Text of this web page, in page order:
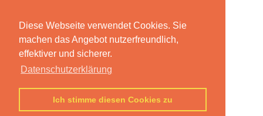
Diese Webseite verwendet Cookies. Sie
machen das Angebot nutzerfreundlich,
effektiver und sicherer.
Datenschutzerklärung
Ich stimme diesen Cookies zu